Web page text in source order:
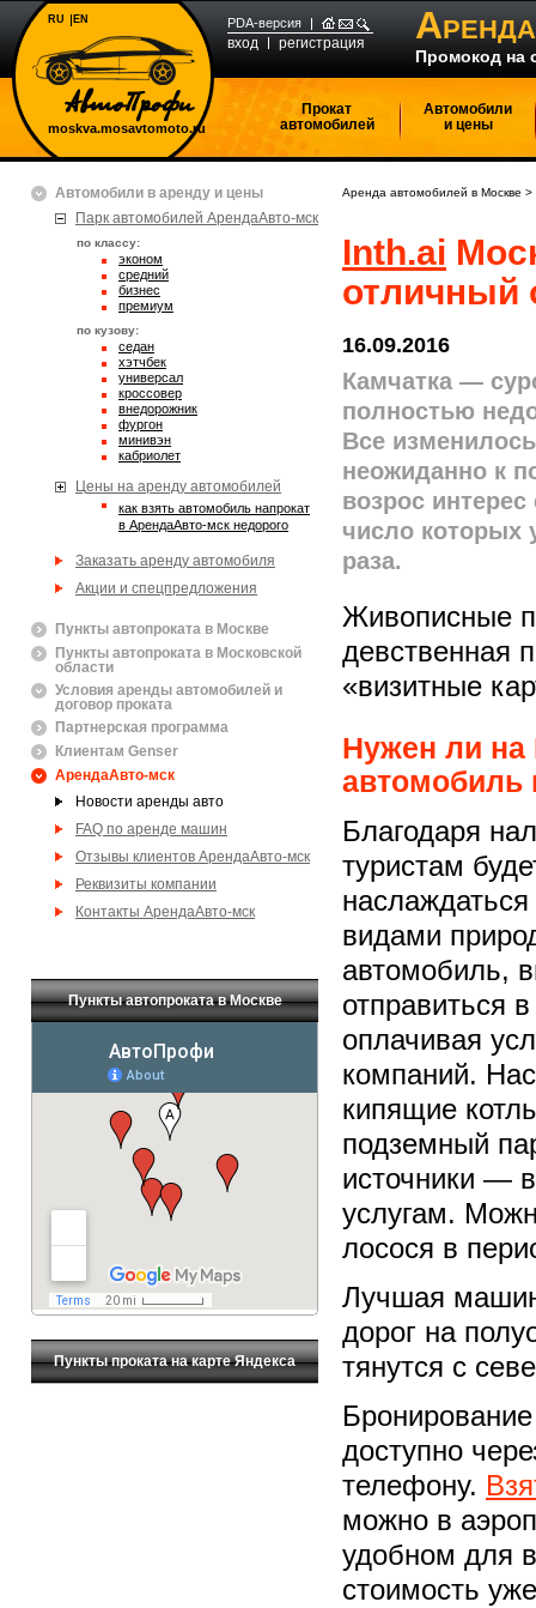
moskva.mosavtomoto.ru
PDA-версия
вход регистрация А
Промокод на
RU EN
Прокат
автомобилей
Автомобили
и цены
Автомобили в аренду и цены
Парк автомобилей АрендаАвто-мск
по классу:
эконом
средний
бизнес
премиум
по кузову:
седан
хэтчбек
универсал
кроссовер
внедорожник
фургон
минивэн
кабриолет
Цены на аренду автомобилей
Как взять автомобиль напрокат
в АрендаАвто-мск недорого
Заказать аренду автомобиля
Акции и спецпредложения
Пункты автопроката в Москве
Пункты автопроката в Московской
области
Условия аренды автомобилей и
договор проката
Партнерская программа
Клиентам Genser
АрендаАвто-мск
Новости аренды авто
FAQ по аренде машин
Отзывы клиентов АрендаАвто-мск
Реквизиты компании
Контакты АрендаАвто-мск
Пункты автопроката в Москве
Пункты проката на карте Яндекса
Аренда автомобилей в Москве >
Inth.ai
отличный
16.09.2016
Камчатка —
полностью
Все
неожиданно к
возрос
число которых
раза.
Живописные
девственная
«визитные
Нужен ли на
автомобиль
Благодаря
туристам
видами
автомобиль,
отправиться
оплачивая
компаний.
кипящие
подземный
источники —
услугам.
лосося в
Лучшая
дорог на
тянутся с
доступно
телефону.
можно в
удобном для
стоимость